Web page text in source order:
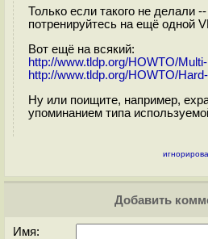
Только если такого не делали
потренируйтесь на ещё одной
Вот ещё на всякий:
http://www.tldp.org/HOWTO/
http://www.tldp.org/HOWTO/
Ну или поищите, например,
упоминанием типа
Добавить
Имя: